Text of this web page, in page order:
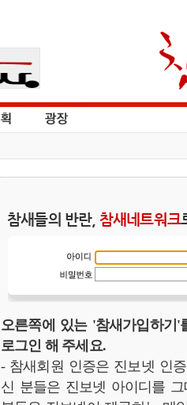
참새들의 반란, 참새네트워크
오른쪽에 있는 '참새가입하기
로그인 해 주세요.
- 참새회원 인증은 진보넷 인
신 분들은 진보넷 아이디를